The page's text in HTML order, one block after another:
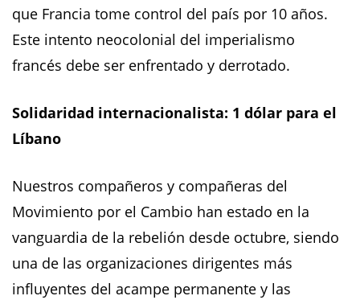
que Francia tome control del país por 10 años.
Este intento neocolonial del imperialismo
francés debe ser enfrentado y derrotado.
Solidaridad internacionalista: 1 dólar para el
Líbano
Nuestros compañeros y compañeras del
Movimiento por el Cambio han estado en la
vanguardia de la rebelión desde octubre, siendo
una de las organizaciones dirigentes más
influyentes del acampe permanente y las